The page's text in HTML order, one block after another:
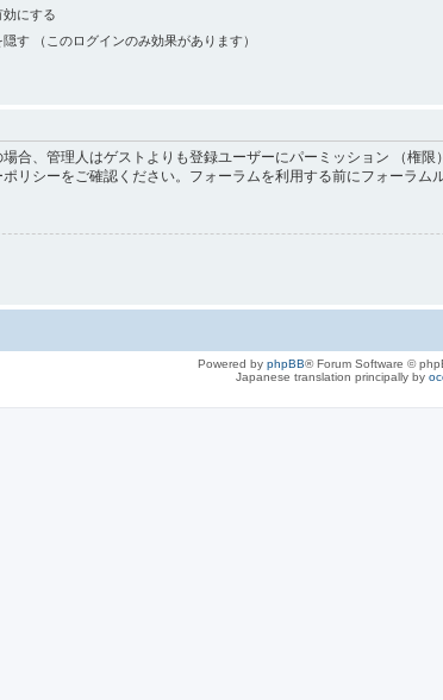
効にする
す （このログインのみ効果があります）
合、管理人はゲストよりも登録ユーザーにパーミッション （権
リシーをご確認ください。フォーラムを利用する前にフォーラム
Powered by phpBB® Forum Software ©
Japanese translation principally by